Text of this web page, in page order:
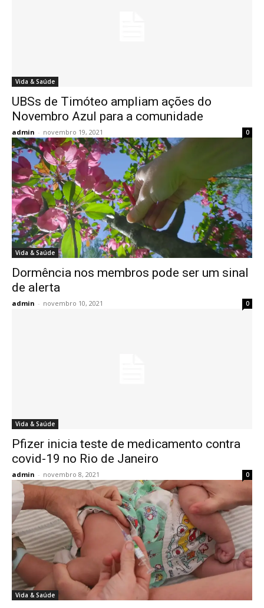
Vida & Saúde
UBSs de Timóteo ampliam ações do
Novembro Azul para a comunidade
admin - novembro 19, 2021 0
Vida & Saúde
Dormência nos membros pode ser um sinal
de alerta
admin - novembro 10, 2021 0
Vida & Saúde
Pfizer inicia teste de medicamento contra
covid-19 no Rio de Janeiro
admin - novembro 8, 2021 0
Vida & Saúde